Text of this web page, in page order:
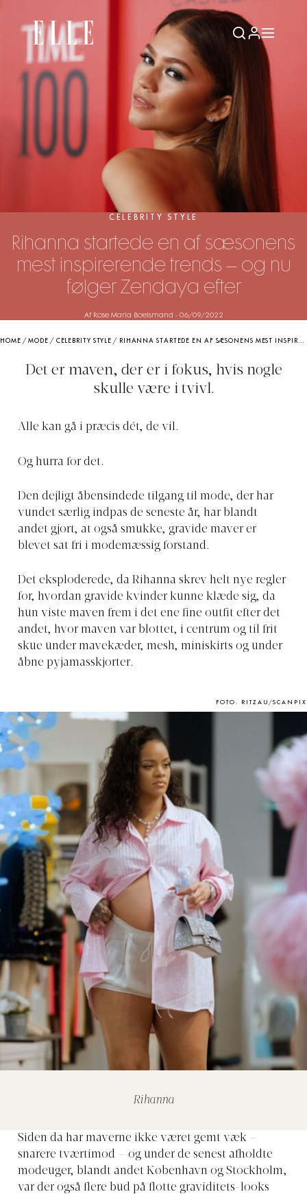
CELEBRITY STYLE
Rihanna startede en af sæsonens
mest inspirerende trends – og nu
følger Zendaya efter
Af Rose Maria Boelsmand - 06/09/2022
HOME /MODE / CELEBRITY STYLE / RIHANNA STARTEDE EN AF SÆSONENS MEST INSPIRERENDE TRENDS – OG NU FØLGER ZENDAYA EFTER
Det er maven, der er i fokus, hvis nogle
skulle være i tvivl.
Alle kan gå i præcis dét, de vil.
Og hurra for det.
Den dejligt åbensindede tilgang til mode, der har
vundet særlig indpas de seneste år, har blandt
andet gjort, at også smukke, gravide maver er
blevet sat fri i modemæssig forstand.
Det eksploderede, da Rihanna skrev helt nye regler
for, hvordan gravide kvinder kunne klæde sig, da
hun viste maven frem i det ene fine outfit efter det
andet, hvor maven var blottet, i centrum og til frit
skue under mavekæder, mesh, miniskirts og under
åbne pyjamasskjorter.
FOTO: RITZAU/SCANPIX
Rihanna
Siden da har maverne ikke været gemt væk –
snarere tværtimod – og under de senest afholdte
modeuger, blandt andet København og Stockholm,
var der også flere bud på flotte graviditets-looks